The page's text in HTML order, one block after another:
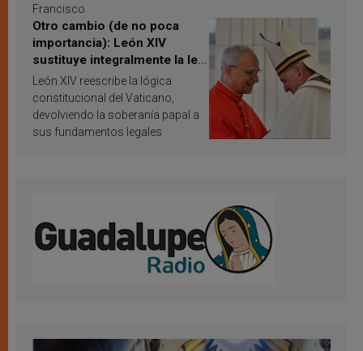
Francisco
Otro cambio (de no poca
importancia): León XIV
sustituye integralmente la ley
vaticana de Papa Francisco
León XIV reescribe la lógica
constitucional del Vaticano,
devolviendo la soberanía papal a
sus fundamentos legales